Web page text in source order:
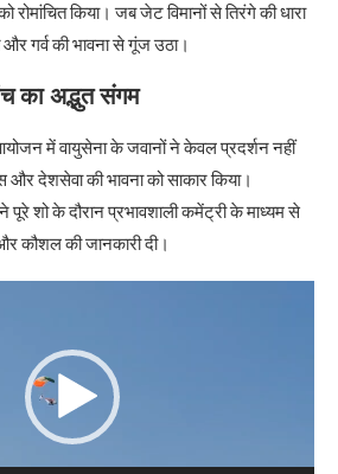
किया। जब जेट विमानों से तिरंगे की धारा
और गर्व की भावना से गूंज उठा।
का अद्भुत संगम
में वायुसेना के जवानों ने केवल प्रदर्शन नहीं
देशसेवा की भावना को साकार किया।
शो के दौरान प्रभावशाली कमेंट्री के माध्यम से
कौशल की जानकारी दी।